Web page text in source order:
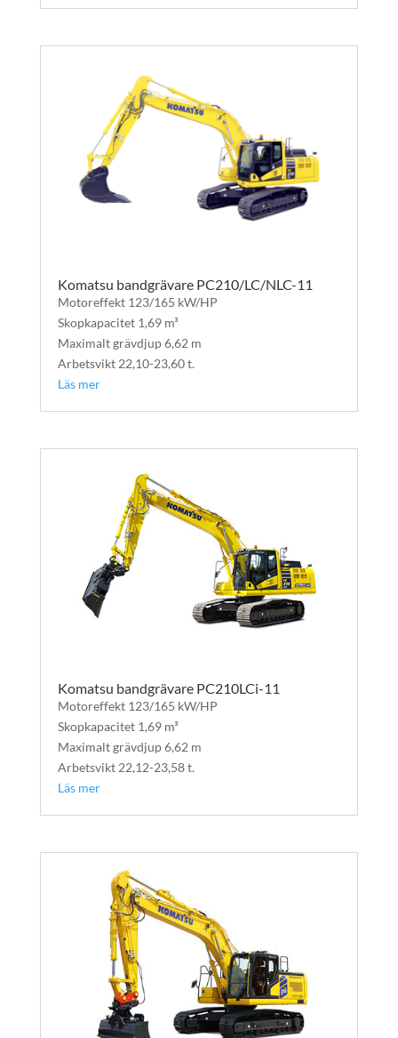
Komatsu bandgrävare PC210/LC/NLC-11
Motoreffekt 123/165 kW/HP
Skopkapacitet 1,69 m³
Maximalt grävdjup 6,62 m
Arbetsvikt 22,10-23,60 t.
Läs mer
Komatsu bandgrävare PC210LCi-11
Motoreffekt 123/165 kW/HP
Skopkapacitet 1,69 m³
Maximalt grävdjup 6,62 m
Arbetsvikt 22,12-23,58 t.
Läs mer